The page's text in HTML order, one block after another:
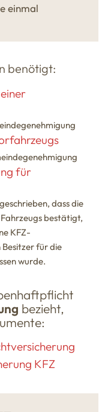
einmal
benötigt:
für
dass die
bestätigt,
KFZ-
für die
wurde.
bezieht,
KFZ